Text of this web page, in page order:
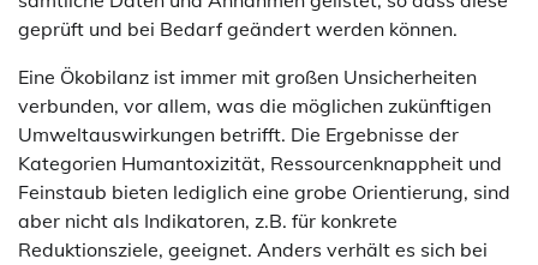
geprüft und bei Bedarf geändert werden können.
Eine Ökobilanz ist immer mit großen Unsicherheiten
verbunden, vor allem, was die möglichen zukünftigen
Umweltauswirkungen betrifft. Die Ergebnisse der
Kategorien Humantoxizität, Ressourcenknappheit und
Feinstaub bieten lediglich eine grobe Orientierung, sind
aber nicht als Indikatoren, z.B. für konkrete
Reduktionsziele, geeignet. Anders verhält es sich bei